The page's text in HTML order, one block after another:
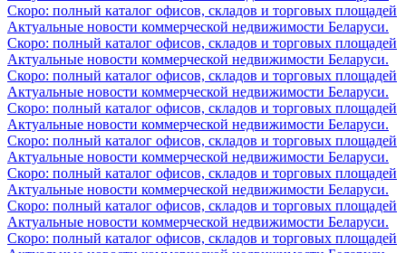
Скоро: полный каталог офисов, складов и торговых площадей
Актуальные новости коммерческой недвижимости Беларуси.
Скоро: полный каталог офисов, складов и торговых площадей
Актуальные новости коммерческой недвижимости Беларуси.
Скоро: полный каталог офисов, складов и торговых площадей
Актуальные новости коммерческой недвижимости Беларуси.
Скоро: полный каталог офисов, складов и торговых площадей
Актуальные новости коммерческой недвижимости Беларуси.
Скоро: полный каталог офисов, складов и торговых площадей
Актуальные новости коммерческой недвижимости Беларуси.
Скоро: полный каталог офисов, складов и торговых площадей
Актуальные новости коммерческой недвижимости Беларуси.
Скоро: полный каталог офисов, складов и торговых площадей
Актуальные новости коммерческой недвижимости Беларуси.
Скоро: полный каталог офисов, складов и торговых площадей